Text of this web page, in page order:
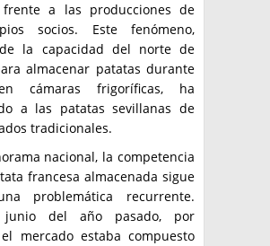
frente a las producciones de
socios. Este fenómeno,
la capacidad del norte de
almacenar patatas durante
cámaras frigoríficas, ha
a las patatas sevillanas de
tradicionales.
nacional, la competencia
francesa almacenada sigue
problemática recurrente.
junio del año pasado, por
mercado estaba compuesto